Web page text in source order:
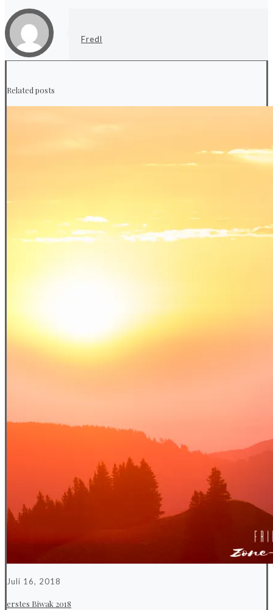
Fredl
Related posts
Juli 16, 2018
erstes Biwak 2018